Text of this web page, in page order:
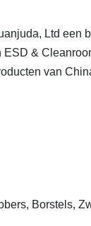
Ltd een
&
van
Borstels,